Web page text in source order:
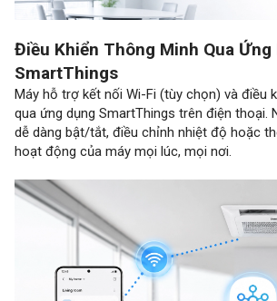
Điều Khiển Thông Minh Qua Ứng
SmartThings
Máy hỗ trợ kết nối Wi-Fi (tùy chọn) và điều
qua ứng dụng SmartThings trên điện thoại.
dễ dàng bật/tắt, điều chỉnh nhiệt độ hoặc
hoạt động của máy mọi lúc, mọi nơi.